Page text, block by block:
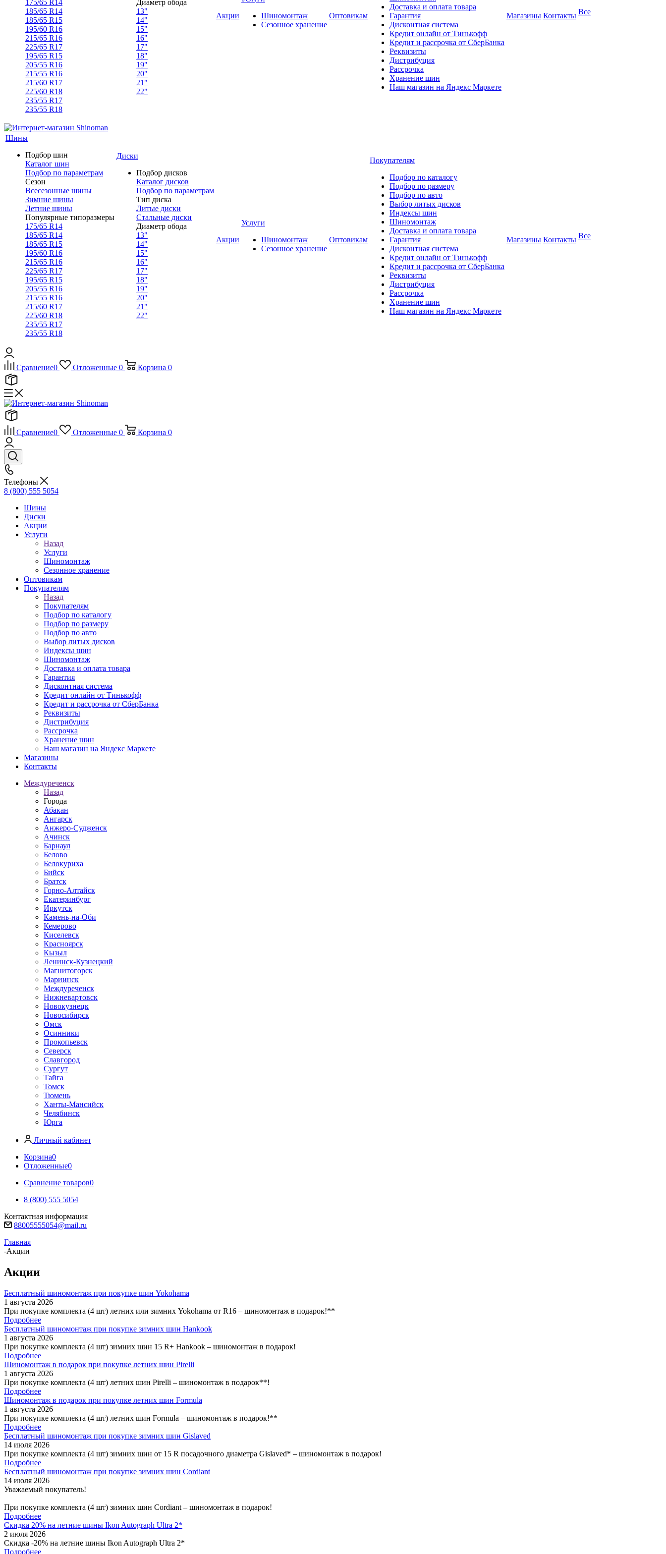
175/65 R14
185/65 R14
185/65 R15
195/60 R16
215/65 R16
225/65 R17
195/65 R15
205/55 R16
215/55 R16
215/60 R17
225/60 R18
235/55 R17
235/55 R18
Диаметр обода
13"
14"
15"
16"
17"
18"
19"
20"
21"
22"
Акции
Шиномонтаж
Сезонное хранение
Оптовикам
Доставка и оплата товара
Гарантия
Дисконтная система
Кредит онлайн от Тинькофф
Кредит и рассрочка от СберБанка
Реквизиты
Дистрибуция
Рассрочка
Хранение шин
Наш магазин на Яндекс Маркете
Магазины Контакты Все
Шины
Подбор шин
Каталог шин
Подбор по параметрам
Сезон
Всесезонные шины
Зимние шины
Летние шины
Популярные типоразмеры
175/65 R14
185/65 R14
185/65 R15
195/60 R16
215/65 R16
225/65 R17
195/65 R15
205/55 R16
215/55 R16
215/60 R17
225/60 R18
235/55 R17
235/55 R18
Диски
Подбор дисков
Каталог дисков
Подбор по параметрам
Тип диска
Литые диски
Стальные диски
Диаметр обода
13"
14"
15"
16"
17"
18"
19"
20"
21"
22"
Акции
Услуги
Шиномонтаж
Сезонное хранение
Оптовикам
Покупателям
Подбор по каталогу
Подбор по размеру
Подбор по авто
Выбор литых дисков
Индексы шин
Шиномонтаж
Доставка и оплата товара
Гарантия
Дисконтная система
Кредит онлайн от Тинькофф
Кредит и рассрочка от СберБанка
Реквизиты
Дистрибуция
Рассрочка
Хранение шин
Наш магазин на Яндекс Маркете
Магазины Контакты Все
Сравнение0 Отложенные 0 Корзина 0
Сравнение0 Отложенные 0 Корзина 0
Телефоны
8 (800) 555 5054
Шины
Диски
Акции
Услуги
Назад
Услуги
Шиномонтаж
Сезонное хранение
Оптовикам
Покупателям
Назад
Покупателям
Подбор по каталогу
Подбор по размеру
Подбор по авто
Выбор литых дисков
Индексы шин
Шиномонтаж
Доставка и оплата товара
Гарантия
Дисконтная система
Кредит онлайн от Тинькофф
Кредит и рассрочка от СберБанка
Реквизиты
Дистрибуция
Рассрочка
Хранение шин
Наш магазин на Яндекс Маркете
Магазины
Контакты
Междуреченск
Назад
Города
Абакан
Ангарск
Анжеро-Судженск
Ачинск
Барнаул
Белово
Белокуриха
Бийск
Братск
Горно-Алтайск
Екатеринбург
Иркутск
Камень-на-Оби
Кемерово
Киселевск
Красноярск
Кызыл
Ленинск-Кузнецкий
Магнитогорск
Мариинск
Междуреченск
Нижневартовск
Новокузнецк
Новосибирск
Омск
Осинники
Прокопьевск
Северск
Славгород
Сургут
Тайга
Томск
Тюмень
Ханты-Мансийск
Челябинск
Юрга
Личный кабинет
Корзина0
Отложенные0
Сравнение товаров0
8 (800) 555 5054
Контактная информация
88005555054@mail.ru
Главная
-Акции
Акции
Бесплатный шиномонтаж при покупке шин Yokohama
1 августа 2026
При покупке комплекта (4 шт) летних или зимних Yokohama от R16 – шиномонтаж в подарок!**
Подробнее
Бесплатный шиномонтаж при покупке зимних шин Hankook
1 августа 2026
При покупке комплекта (4 шт) зимних шин 15 R+ Hankook – шиномонтаж в подарок!
Подробнее
Шиномонтаж в подарок при покупке летних шин Pirelli
1 августа 2026
При покупке комплекта (4 шт) летних шин Pirelli – шиномонтаж в подарок**!
Подробнее
Шиномонтаж в подарок при покупке летних шин Formula
1 августа 2026
При покупке комплекта (4 шт) летних шин Formula – шиномонтаж в подарок!**
Подробнее
Бесплатный шиномонтаж при покупке зимних шин Gislaved
14 июля 2026
При покупке комплекта (4 шт) зимних шин от 15 R посадочного диаметра Gislaved* – шиномонтаж в подарок!
Подробнее
Бесплатный шиномонтаж при покупке зимних шин Cordiant
14 июля 2026
Уважаемый покупатель!
При покупке комплекта (4 шт) зимних шин Cordiant – шиномонтаж в подарок!
Подробнее
Скидка 20% на летние шины Ikon Autograph Ultra 2*
2 июля 2026
Скидка -20% на летние шины Ikon Autograph Ultra 2*
Подробнее